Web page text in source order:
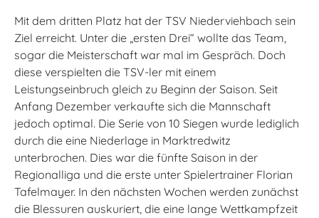
Mit dem dritten Platz hat der TSV Niederviehbach sein
Ziel erreicht. Unter die „ersten Drei“ wollte das Team,
sogar die Meisterschaft war mal im Gespräch. Doch
diese verspielten die TSV-ler mit einem
Leistungseinbruch gleich zu Beginn der Saison. Seit
Anfang Dezember verkaufte sich die Mannschaft
jedoch optimal. Die Serie von 10 Siegen wurde lediglich
durch die eine Niederlage in Marktredwitz
unterbrochen. Dies war die fünfte Saison in der
Regionalliga und die erste unter Spielertrainer Florian
Tafelmayer. In den nächsten Wochen werden zunächst
die Blessuren auskuriert, die eine lange Wettkampfzeit